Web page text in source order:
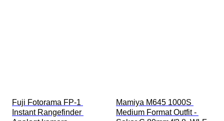
Fuji Fotorama FP-1
Instant Rangefinder
Mamiya M645 1000S
Medium Format Outfit -